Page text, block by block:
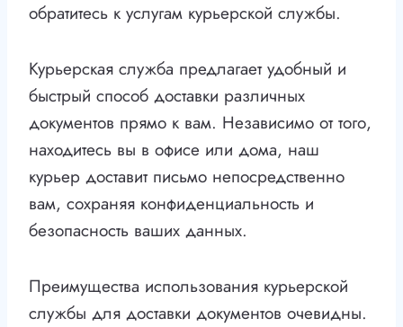
обратитесь к услугам курьерской службы.
Курьерская служба предлагает удобный и
быстрый способ доставки различных
документов прямо к вам. Независимо от того,
находитесь вы в офисе или дома, наш
курьер доставит письмо непосредственно
вам, сохраняя конфиденциальность и
безопасность ваших данных.
Преимущества использования курьерской
службы для доставки документов очевидны.